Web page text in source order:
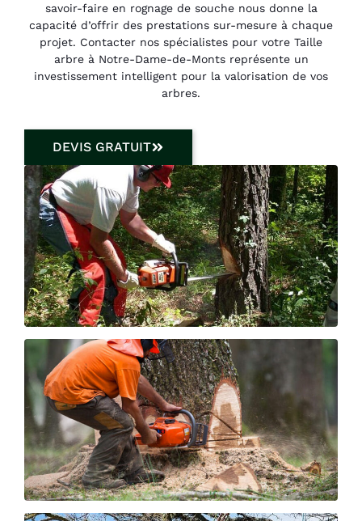
savoir-faire en rognage de souche nous donne la
capacité d’offrir des prestations sur-mesure à chaque
projet. Contacter nos spécialistes pour votre Taille
arbre à Notre-Dame-de-Monts représente un
investissement intelligent pour la valorisation de vos
arbres.
DEVIS GRATUIT